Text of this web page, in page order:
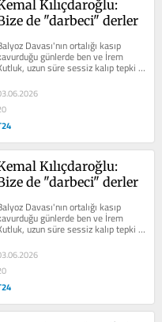
Kılıçdaroğlu:
de "darbeci" derler
Davası'nın ortalığı kasıp
günlerde ben ve İrem
uzun süre sessiz kalıp tepki
koymaktan özenle kaçınan ana...
Kılıçdaroğlu:
de "darbeci" derler
Davası'nın ortalığı kasıp
günlerde ben ve İrem
uzun süre sessiz kalıp tepki
koymaktan özenle kaçınan ana...